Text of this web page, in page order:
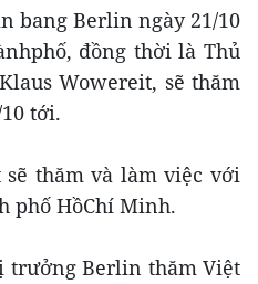
bang Berlin ngày 21/10
đồng thời là Thủ
Wowereit, sẽ thăm
tới.
thăm và làm việc với
phố HồChí Minh.
trưởng Berlin thăm Việt